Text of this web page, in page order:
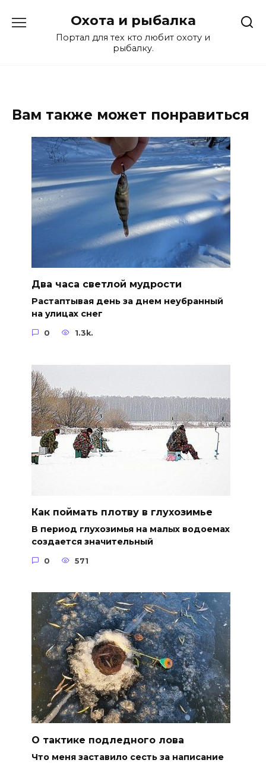
содержанию
Охота и рыбалка
Портал для тех кто любит охоту и
рыбалку.
Вам также может понравиться
Два часа светлой мудрости
Растаптывая день за днем неубранный
на улицах снег
0 1.3k.
Как поймать плотву в глухозимье
В период глухозимья на малых водоемах
создается значительный
0 571
О тактике подледного лова
Что меня заставило сесть за написание